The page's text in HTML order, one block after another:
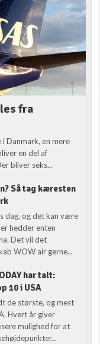
fra
Danmark, en mere
en del af
bliver seks...
Så tag kæresten
dag, og det kan være
hedder enten
Det vil det
WOW air gerne...
har talt:
10 i USA
de største, og mest
Hvert år giver
mulighed for at